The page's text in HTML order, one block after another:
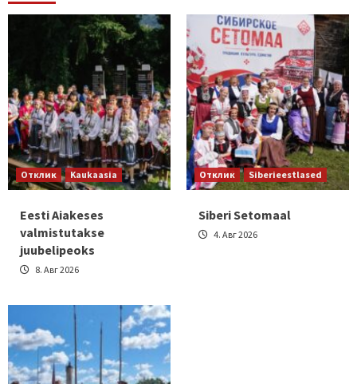
Отклик Kaukaasia
Eesti Aiakeses
valmistutakse
juubelipeoks
8. Авг 2026
Отклик Siberieestlased
Siberi Setomaal
4. Авг 2026